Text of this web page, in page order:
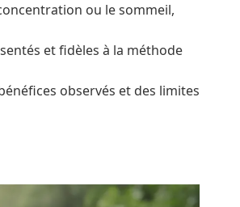
ou le sommeil,
et fidèles à la méthode
observés et des limites